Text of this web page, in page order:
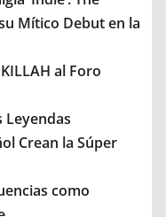
Mítico Debut en la
al Foro
Leyendas
Crean la Súper
como